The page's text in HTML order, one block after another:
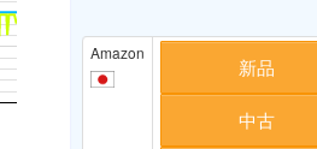
Amazon
新品
中古